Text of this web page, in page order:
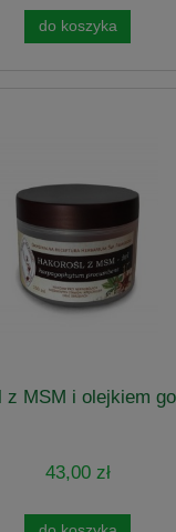
do koszyka
z MSM i olejkiem
43,00 zł